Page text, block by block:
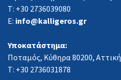
Τ: +30 2736039080
E: info@kalligeros.gr
Υποκατάστημα:
Ποταμός, Κύθηρα 80200, Αττική
Τ: +30 2736031878